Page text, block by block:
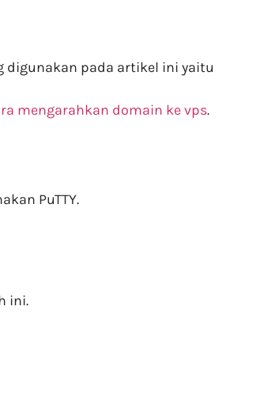
digunakan pada artikel ini yaitu
mengarahkan domain ke vps.
PuTTY.
ini.